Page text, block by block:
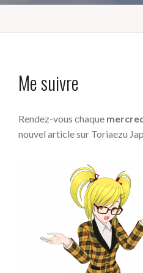
Me suivre
Rendez-vous chaque
nouvel article sur Toriaezu